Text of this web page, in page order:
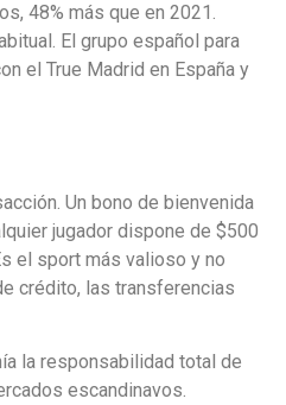
48% más que en 2021.
El grupo español para
el True Madrid en España y
Un bono de bienvenida
jugador dispone de $500
el sport más valioso y no
crédito, las transferencias
la responsabilidad total de
escandinavos.